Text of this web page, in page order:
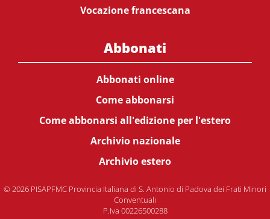
Vocazione francescana
Abbonati
Abbonati online
Come abbonarsi
Come abbonarsi all'edizione per l'estero
Archivio nazionale
Archivio estero
© 2026 PISAPFMC Provincia Italiana di S. Antonio di Padova dei Frati Minori
Conventuali
P.Iva 00226500288